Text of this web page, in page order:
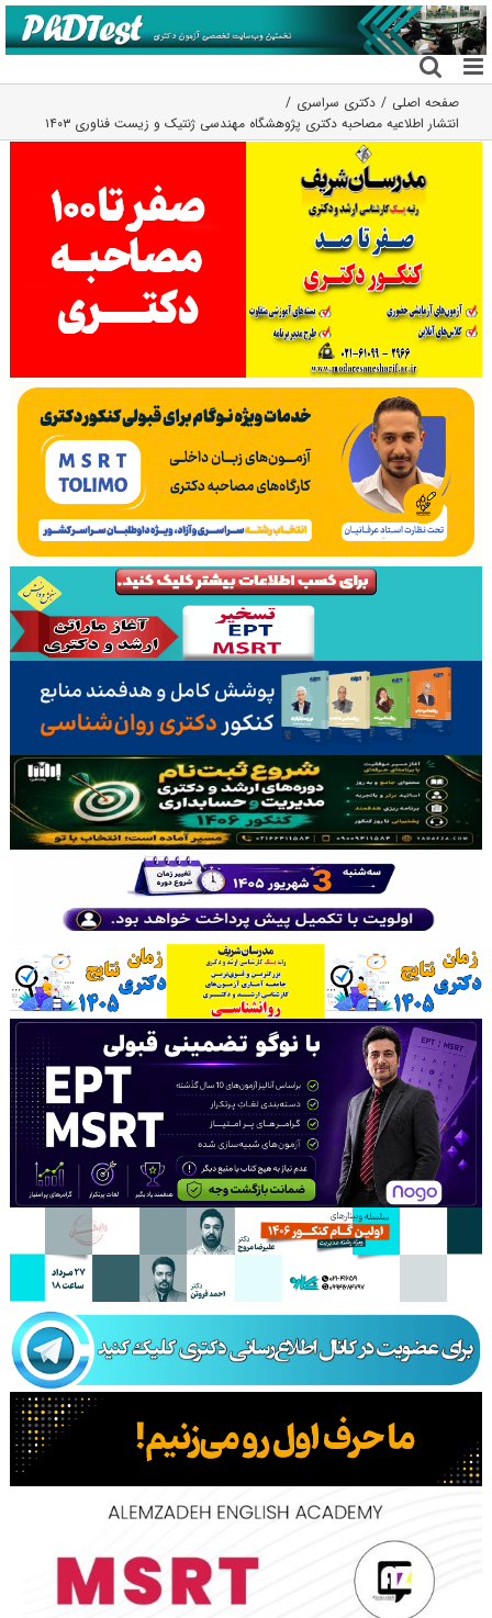
رفتن
به
محتوا
صفحه اصلی
دکتری سراسری
انتشار اطلاعیه مصاحبه دکتری پژوهشگاه مهندسی ژنتیک و زیست فناوری ۱۴۰۳